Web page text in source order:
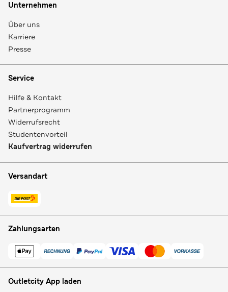
Unternehmen
Über uns
Karriere
Presse
Service
Hilfe & Kontakt
Partnerprogramm
Widerrufsrecht
Studentenvorteil
Kaufvertrag widerrufen
Versandart
Zahlungsarten
Outletcity App laden